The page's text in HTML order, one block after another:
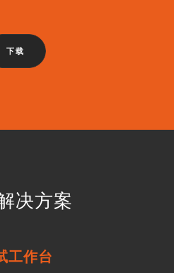
下载
决方案
工作台